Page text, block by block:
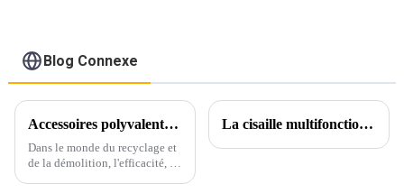
Blog Connexe
Accessoires polyvalents révolutionnant les projets de recyclage et de démolition : cisaille à voiture, presse à châssis de voiture et grappin rotatif
Dans le monde du recyclage et
de la démolition, l'efficacité, la
La cisaille multifonctionnelle combinée pour excavatrice LG fait ses débuts en force !